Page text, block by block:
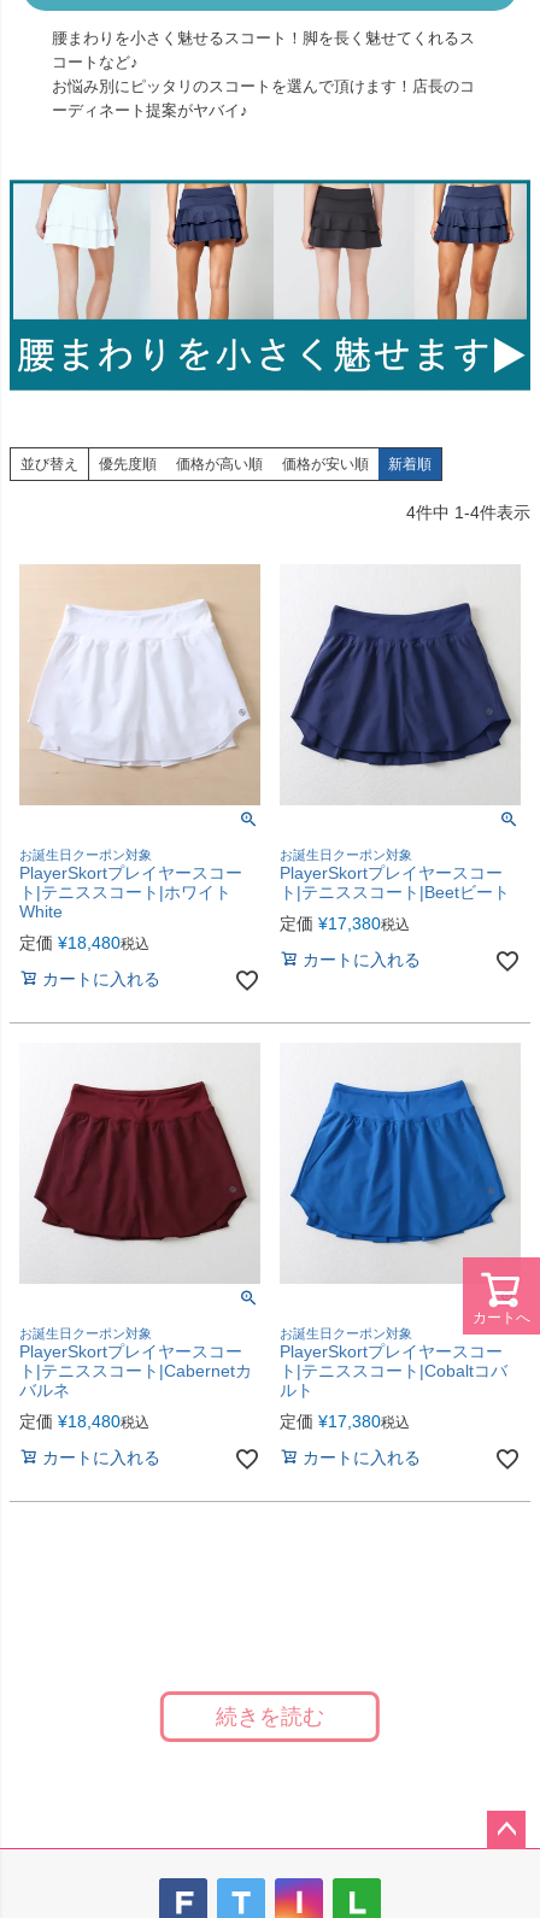
腰まわりを小さく魅せるスコート！脚を長く魅せてくれるス
コートなど♪
お悩み別にピッタリのスコートを選んで頂けます！店長のコ
ーディネート提案がヤバイ♪
並び替え 優先度順 価格が高い順 価格が安い順 新着順
4件中 1-4件表示
お誕生日クーポン対象
PlayerSkortプレイヤースコー
ト|テニススコート|ホワイト
White
定価 ¥18,480税込
カートに入れる
お誕生日クーポン対象
PlayerSkortプレイヤースコー
ト|テニススコート|Beetビート
定価 ¥17,380税込
カートに入れる
お誕生日クーポン対象
PlayerSkortプレイヤースコー
ト|テニススコート|Cabernetカ
バルネ
定価 ¥18,480税込
カートに入れる
お誕生日クーポン対象
PlayerSkortプレイヤースコー
ト|テニススコート|Cobaltコバ
ルト
定価 ¥17,380税込
カートに入れる
カートへ